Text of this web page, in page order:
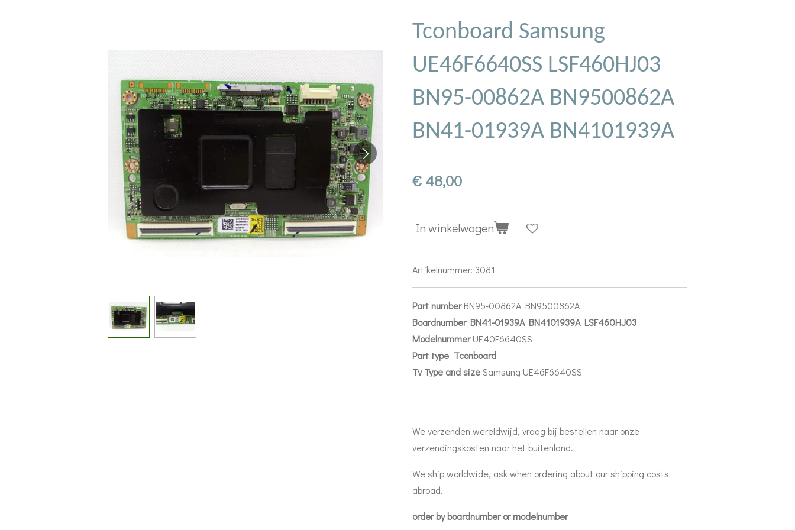
Tconboard Samsung
UE46F6640SS LSF460HJ03
BN95-00862A BN9500862A
BN41-01939A BN4101939A
€ 48,00
In winkelwagen
Artikelnummer: 3081
Part numberBN95-00862A BN9500862A
Boardnumber BN41-01939A BN4101939A LSF460HJ03
ModelnummerUE40F6640SS
Part type Tconboard
Tv Type and sizeSamsung UE46F6640SS
We verzenden wereldwijd, vraag bij bestellen naar onze
verzendingskosten naar het buitenland.
We ship worldwide, ask when ordering about our shipping costs
abroad.
order by boardnumber or modelnumber